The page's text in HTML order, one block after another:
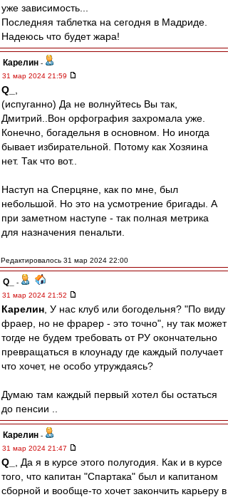
уже зависимость...
Последняя таблетка на сегодня в Мадриде.
Надеюсь что будет жара!
Карелин -
31 мар 2024 21:59
Q_
(испуганно) Да не волнуйтесь Вы так,
Дмитрий..Вон орфография захромала уже.
Конечно, богадельня в основном. Но иногда
бывает избирательной. Потому как Хозяина
нет. Так что вот..
Наступ на Сперцяне, как по мне, был
небольшой. Но это на усмотрение бригады. А
при заметном наступе - так полная метрика
для назначения пенальти.
Редактировалось 31 мар 2024 22:00
Q_
-
31 мар 2024 21:52
Карелин , У нас клуб или богодельня? "По виду
фраер, но не фрарер - это точно", ну так может
тогде не будем требовать от РУ окончательно
превращаться в клоунаду где каждый получает
что хочет, не особо утруждаясь?
Думаю там каждый первый хотел бы остаться
до пенсии ..
Карелин -
31 мар 2024 21:47
Q_
, Да я в курсе этого полугодия. Как и в курсе
того, что капитан "Спартака" был и капитаном
сборной и вообще-то хочет закончить карьеру в